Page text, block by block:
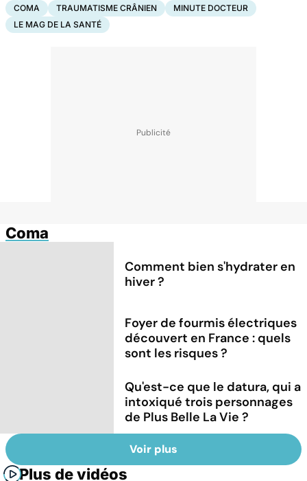
COMA TRAUMATISME CRÂNIEN
MINUTE DOCTEUR
LE MAG DE LA SANTÉ
Coma
Comment bien s'hydrater en
hiver ?
Foyer de fourmis électriques
découvert en France : quels
sont les risques ?
Qu'est-ce que le datura, qui a
intoxiqué trois personnages
de Plus Belle La Vie ?
Voir plus
Plus de vidéos